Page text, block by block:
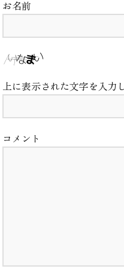
お名前
上に表示された文字を入力
コメント